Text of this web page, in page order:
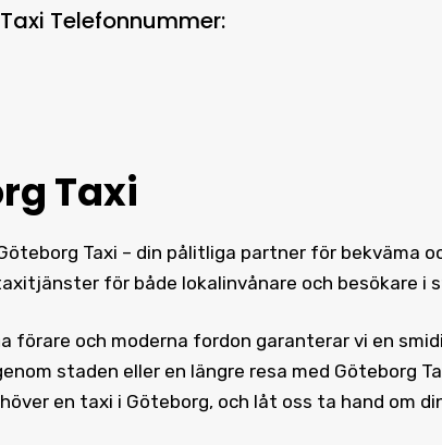
Telefonnummer:
Taxi
Taxi – din pålitliga partner för bekväma
för både lokalinvånare och besökare i
förare och moderna fordon garanterar vi en
staden eller en längre resa med Göteborg
en taxi i Göteborg, och låt oss ta hand om